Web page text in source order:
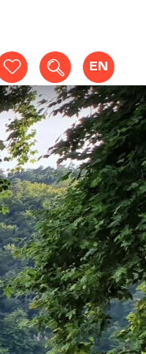
Voir les favoris
Search
EN